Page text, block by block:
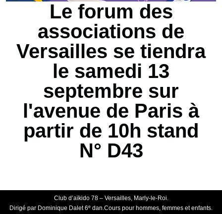
Le forum des
associations de
Versailles se tiendra
le samedi 13
septembre sur
l'avenue de Paris à
partir de 10h stand
N° D43
Club d’aïkido 78 – Versailles, Marly-le-Roi.
Dirigé par Dominique Dalet 6e dan.Cours pour hommes, femmes et enfants.